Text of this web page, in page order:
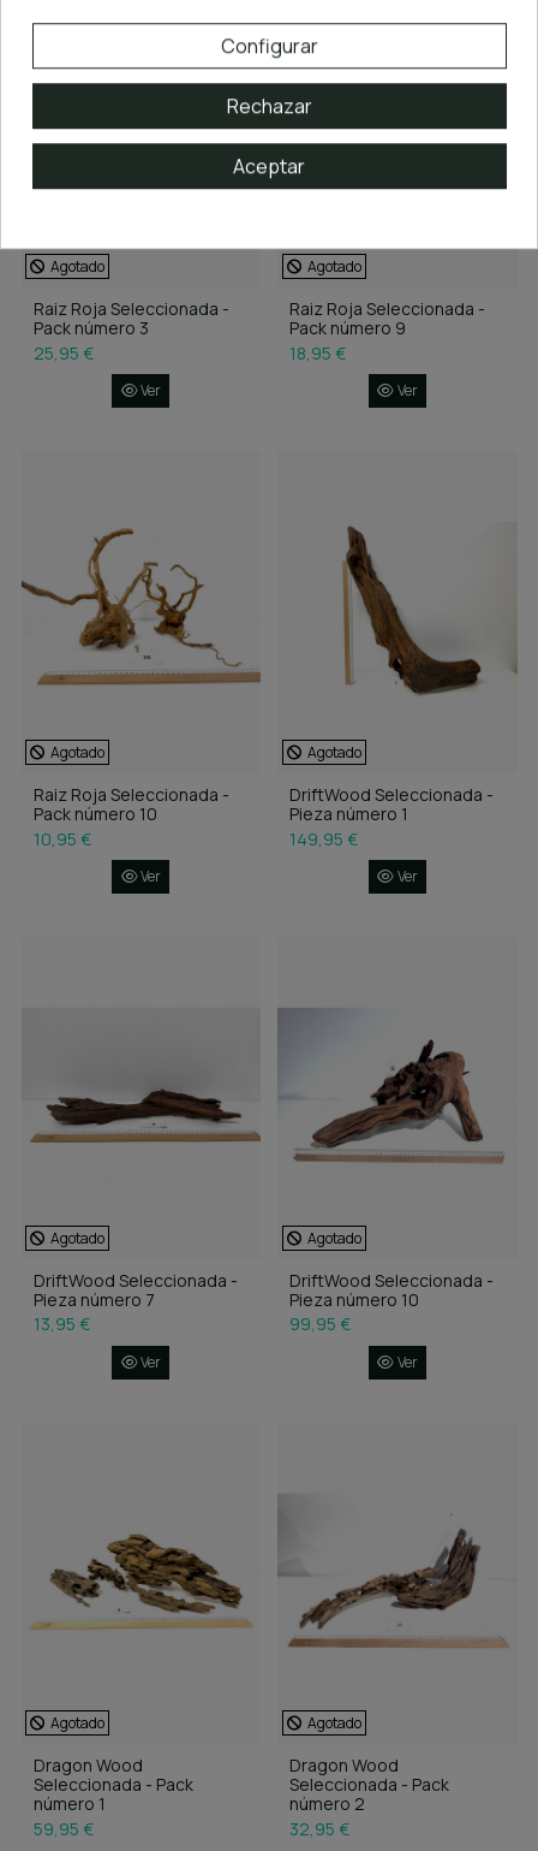
Agotado
Raiz Roja Seleccionada -
Pack número 3
25,95 €
Ver
Agotado
Raiz Roja Seleccionada -
Pack número 9
18,95 €
Ver
Agotado
Raiz Roja Seleccionada -
Pack número 10
10,95 €
Ver
Agotado
DriftWood Seleccionada -
Pieza número 1
149,95 €
Ver
Agotado
DriftWood Seleccionada -
Pieza número 7
13,95 €
Ver
Agotado
DriftWood Seleccionada -
Pieza número 10
99,95 €
Ver
Agotado
Dragon Wood
Seleccionada - Pack
número 1
59,95 €
Agotado
Dragon Wood
Seleccionada - Pack
número 2
32,95 €
Configurar
Rechazar
Aceptar